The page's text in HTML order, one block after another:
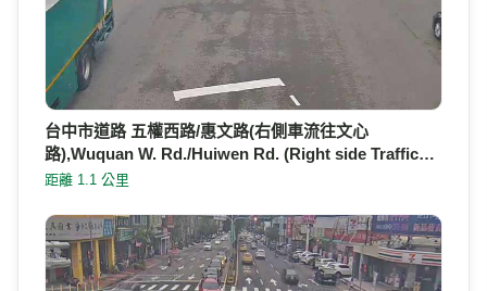
台中市道路 五權西路/惠文路(右側車流往文心
路),Wuquan W. Rd./Huiwen Rd. (Right side Traffic…
距離 1.1 公里